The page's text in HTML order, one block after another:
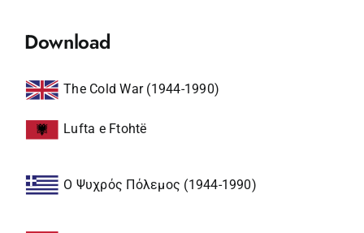
Download
The Cold War (1944-1990)
Lufta e Ftohtë
Ο Ψυχρός Πόλεμος (1944-1990)